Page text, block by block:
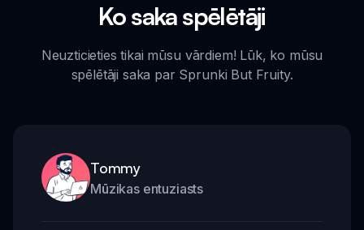
Ko saka spēlētāji
Neuzticieties tikai mūsu vārdiem! Lūk, ko mūsu
spēlētāji saka par Sprunki But Fruity.
Tommy
Mūzikas entuziasts